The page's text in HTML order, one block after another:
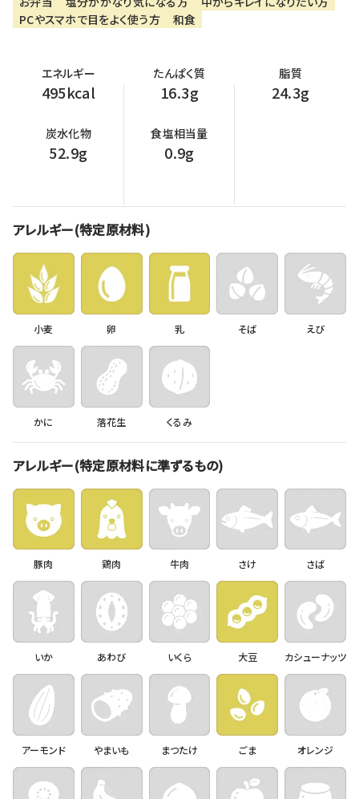
PCやスマホで目をよく使う方
和食
エネルギー
495kcal
たんぱく質
16.3g
脂質
24.3g
炭水化物
52.9g
食塩相当量
0.9g
アレルギー(特定原材料)
小麦 卵 乳 そば えび
かに 落花生 くるみ
アレルギー(特定原材料に準ずるもの)
豚肉 鶏肉 牛肉 さけ さば
いか あわび いくら 大豆 カシューナッツ
アーモンド やまいも まつたけ ごま オレンジ